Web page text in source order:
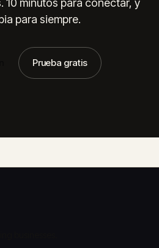
10 minutos para conectar, y
para siempre.
Prueba gratis